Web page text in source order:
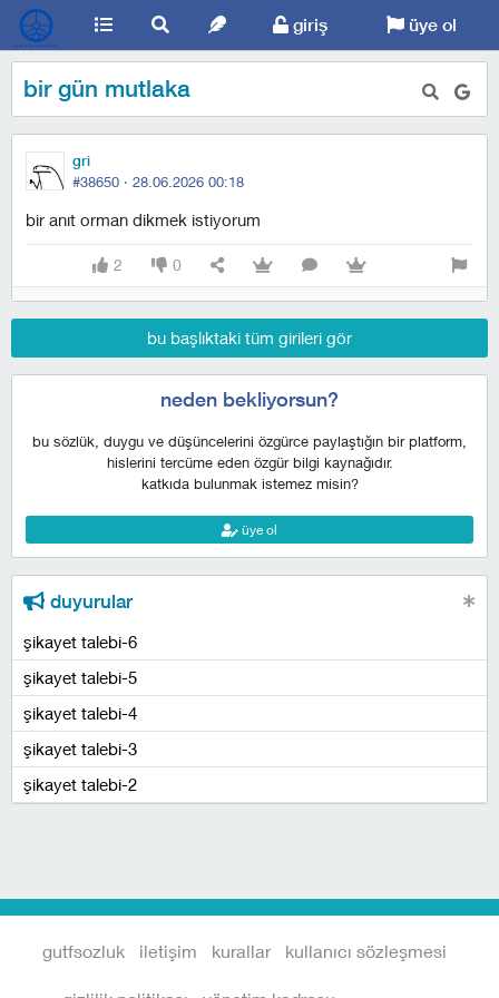
giriş üye ol
bir gün mutlaka
gri
#38650 · 28.06.2026 00:18
bir anıt orman dikmek istiyorum
2 0
bu başlıktaki tüm girileri gör
neden bekliyorsun?
bu sözlük, duygu ve düşüncelerini özgürce paylaştığın bir platform,
hislerini tercüme eden özgür bilgi kaynağıdır.
katkıda bulunmak istemez misin?
üye ol
duyurular
şikayet talebi-6
şikayet talebi-5
şikayet talebi-4
şikayet talebi-3
şikayet talebi-2
gutfsozluk iletişim kurallar kullanıcı sözleşmesi